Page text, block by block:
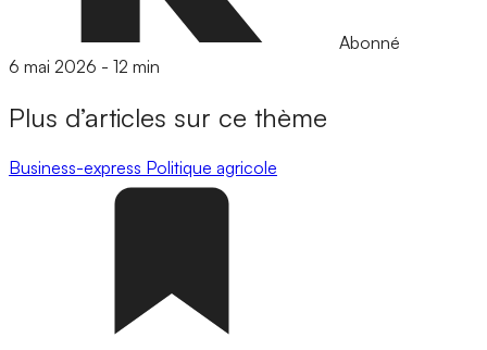
Abonné
6 mai 2026 - 12 min
Plus d’articles sur ce thème
Business-express Politique agricole